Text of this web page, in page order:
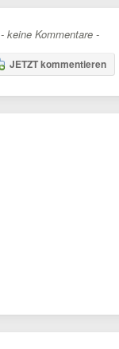
- keine Kommentare -
JETZT kommentieren